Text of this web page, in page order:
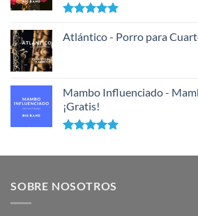
con5.00
Atlántico - Porro para
Mambo Influenciado -
¡Gratis!
SOBRE NOSOTROS